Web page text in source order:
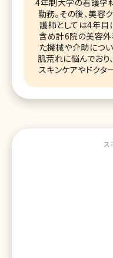
勤務。その後、美容
護師としては4年目
含め計6院の美容外
た機械や介助につ
肌荒れに悩んでおり
スキンケアやドクタ
ス